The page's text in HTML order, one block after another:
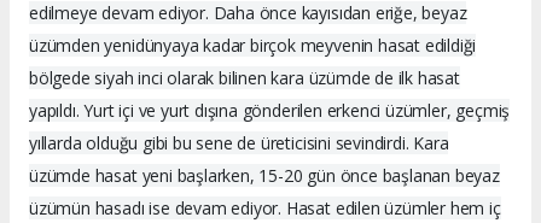
edilmeye devam ediyor. Daha önce kayısıdan eriğe, beyaz
üzümden yenidünyaya kadar birçok meyvenin hasat edildiği
bölgede siyah inci olarak bilinen kara üzümde de ilk hasat
yapıldı. Yurt içi ve yurt dışına gönderilen erkenci üzümler, geçmiş
yıllarda olduğu gibi bu sene de üreticisini sevindirdi. Kara
üzümde hasat yeni başlarken, 15-20 gün önce başlanan beyaz
üzümün hasadı ise devam ediyor. Hasat edilen üzümler hem iç